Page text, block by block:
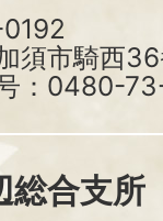
須市騎西36
：0480-73-
総合支所